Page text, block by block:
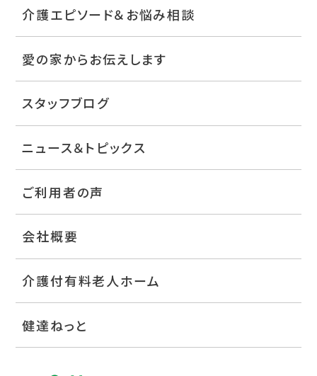
介護エピソード＆お悩み相談
愛の家からお伝えします
スタッフブログ
ニュース＆トピックス
ご利用者の声
会社概要
介護付有料老人ホーム
健達ねっと